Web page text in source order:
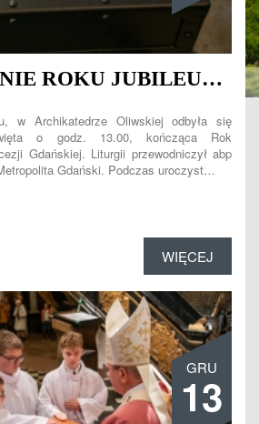
ZAKOŃCZENIE ROKU JUBILEUSZOWEGO
w Archikatedrze Oliwskiej odbyła się
o godz. 13.00, kończąca Rok
Gdańskiej. Liturgii przewodniczył abp
Gdański. Podczas uroczyst…
WIĘCEJ
GRU
13